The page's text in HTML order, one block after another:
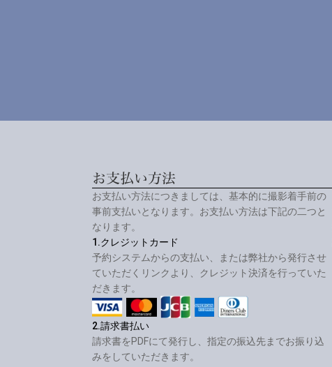
お支払い方法
お支払い方法につきましては、基本的に撮影着手前の
事前支払いとなります。お支払い方法は下記の二つと
なります。
1.クレジットカード
予約システムからの支払い、または弊社から発行させ
ていただくリンクより、クレジット決済を行っていた
だきます。
2.請求書払い
請求書をPDFにて発行し、指定の振込先までお振り込
みをしていただきます。